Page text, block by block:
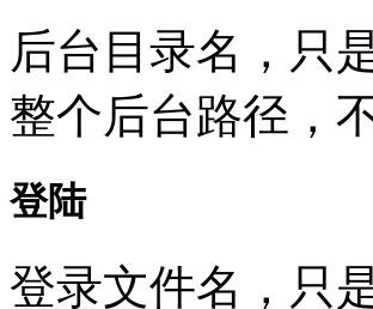
后台目录名，只
整个后台路径，
登陆
登录文件名，只